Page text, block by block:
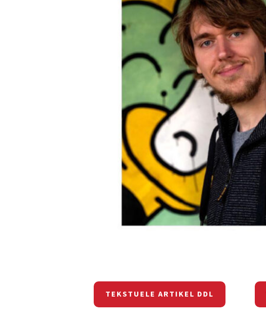
TEKSTUELE ARTIKEL DDL